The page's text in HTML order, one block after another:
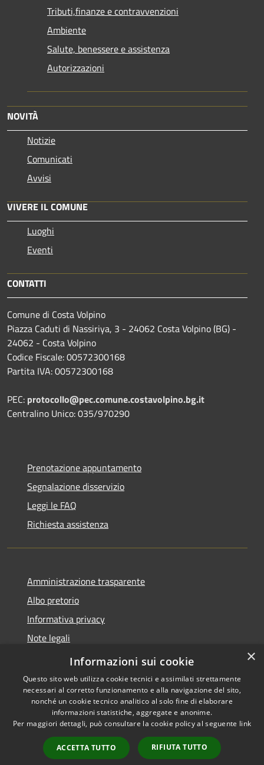
Tributi,finanze e contravvenzioni
Ambiente
Salute, benessere e assistenza
Autorizzazioni
NOVITÀ
Notizie
Comunicati
Avvisi
VIVERE IL COMUNE
Luoghi
Eventi
CONTATTI
Comune di Costa Volpino
Piazza Caduti di Nassiriya, 3 - 24062 Costa Volpino (BG) -
24062 - Costa Volpino
Codice Fiscale: 00572300168
Partita IVA: 00572300168
PEC: protocollo@pec.comune.costavolpino.bg.it
Centralino Unico: 035/970290
Prenotazione appuntamento
Segnalazione disservizio
Leggi le FAQ
Richiesta assistenza
Amministrazione trasparente
Albo pretorio
Informativa privacy
Note legali
Dichiarazione di accessibilità
Accessibilità
Copyright © 2026 • Comune di
Costa Volpino • Powered by
Municipium•
Accesso
redazione
×
Informazioni sui cookie
Questo sito web utilizza cookie tecnici e assimilati strettamente
necessari al corretto funzionamento e alla navigazione del sito,
nonché un cookie tecnico analitico al solo fine di elaborare
informazioni statistiche, aggregate e anonime.
Per maggiori dettagli, può consultare la cookie policy al seguente link
ACCETTA TUTTO RIFIUTA TUTTO